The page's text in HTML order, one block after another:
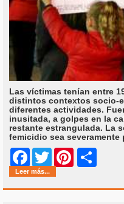
Las víctimas tenían entre
distintos contextos socio-
diferentes actividades.
inusitada, a golpes en la
restante estrangulada. La
femicidio sea severamente
Facebook
Twitter Pinterest
Leer más...